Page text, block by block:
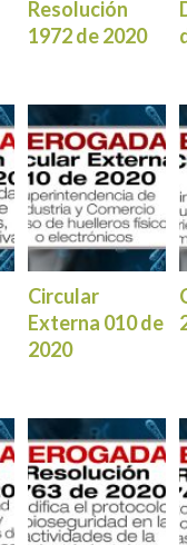
Resolución
1972 de 2020
Circular
Externa 010 de
2020